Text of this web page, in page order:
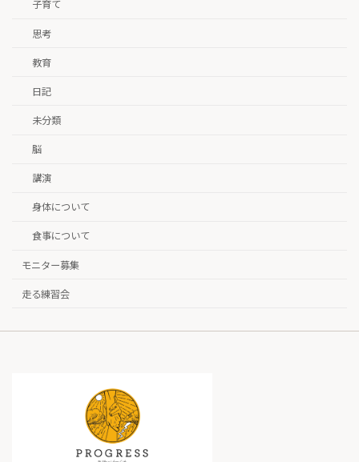
子育て
思考
教育
日記
未分類
脳
講演
身体について
食事について
モニター募集
走る練習会